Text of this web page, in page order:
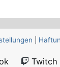
Twitch